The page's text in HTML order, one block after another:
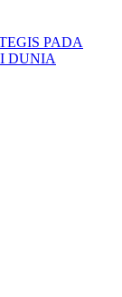
PADA
DUNIA